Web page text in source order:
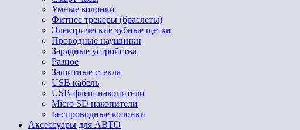
Умные колонки
Фитнес трекеры (браслеты)
Электрические зубные щетки
Проводные наушники
Зарядные устройства
Разное
Защитные стекла
USB кабель
USB-флеш-накопители
Micro SD накопители
Беспроводные колонки
Аксессуары для АВТО